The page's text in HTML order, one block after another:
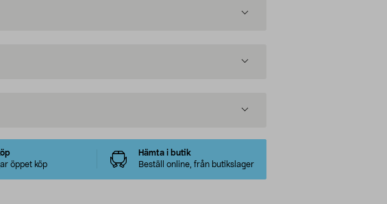
öppet köp
Hämta i butik
Beställ online, från butikslager